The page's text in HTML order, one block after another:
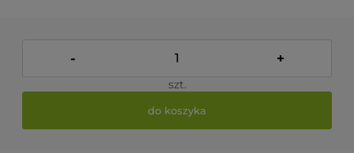
- +
szt.
do koszyka